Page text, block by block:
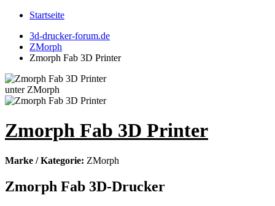
Startseite
3d-drucker-forum.de
ZMorph
Zmorph Fab 3D Printer
Zmorph Fab 3D Printer
Marke / Kategorie: ZMorph
Zmorph Fab 3D-Drucker